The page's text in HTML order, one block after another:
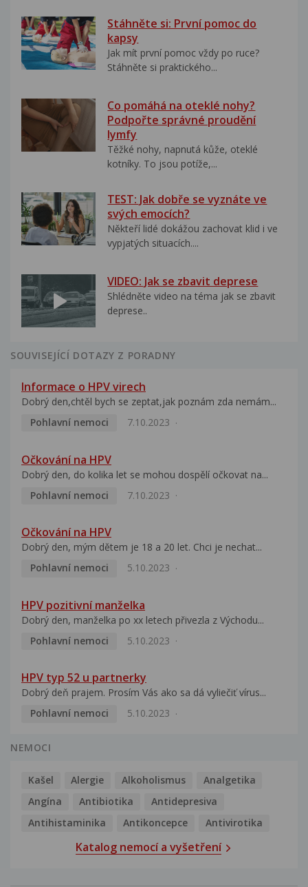
Stáhněte si: První pomoc do
kapsy
Jak mít první pomoc vždy po ruce?
Stáhněte si praktického...
Co pomáhá na oteklé nohy?
Podpořte správné proudění
lymfy
Těžké nohy, napnutá kůže, oteklé
kotníky. To jsou potíže,...
TEST: Jak dobře se vyznáte ve
svých emocích?
Někteří lidé dokážou zachovat klid i ve
vypjatých situacích....
VIDEO: Jak se zbavit deprese
Shlédněte video na téma jak se zbavit
deprese..
SOUVISEJÍCÍ DOTAZY Z PORADNY
Informace o HPV virech
Dobrý den,chtěl bych se zeptat,jak poznám zda nemám...
Pohlavní nemoci
7.10.2023
Očkování na HPV
Dobrý den, do kolika let se mohou dospělí očkovat na...
Pohlavní nemoci
7.10.2023
Očkování na HPV
Dobrý den, mým dětem je 18 a 20 let. Chci je nechat...
Pohlavní nemoci
5.10.2023
HPV pozitivní manželka
Dobrý den, manželka po xx letech přivezla z Východu...
Pohlavní nemoci
5.10.2023
HPV typ 52 u partnerky
Dobrý deň prajem. Prosím Vás ako sa dá vyliečiť vírus...
Pohlavní nemoci
5.10.2023
NEMOCI
Kašel Alergie Alkoholismus
Analgetika
Angína
Antibiotika
Antidepresiva
Antihistaminika
Antikoncepce Antivirotika
Katalog nemocí a vyšetření